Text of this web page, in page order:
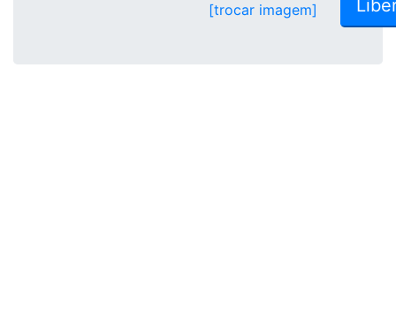
[trocar imagem]